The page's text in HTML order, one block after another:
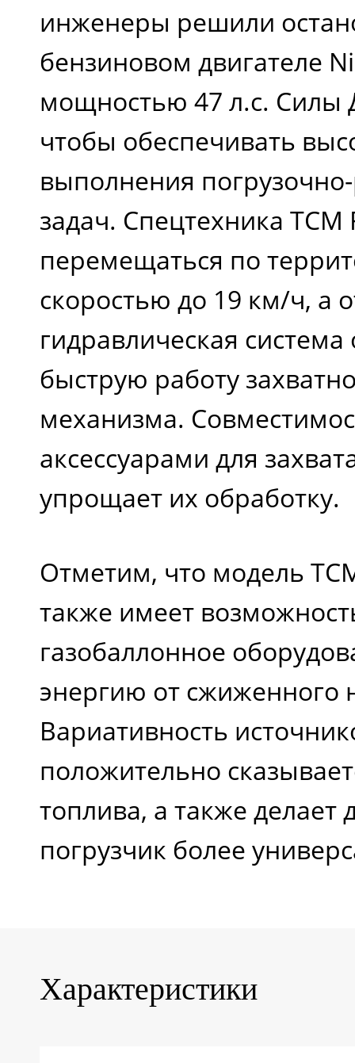
инженеры решили
бензиновом двигателе
мощностью 47 л.с. Силы
чтобы обеспечивать
выполнения
задач. Спецтехника
перемещаться по
скоростью до 19 км/ч, а
гидравлическая
быструю работу
механизма.
аксессуарами для
упрощает их обработку.
Отметим, что модель
также имеет
газобаллонное
энергию от сжиженного
Вариативность
положительно
топлива, а также делает
погрузчик более
Характеристики